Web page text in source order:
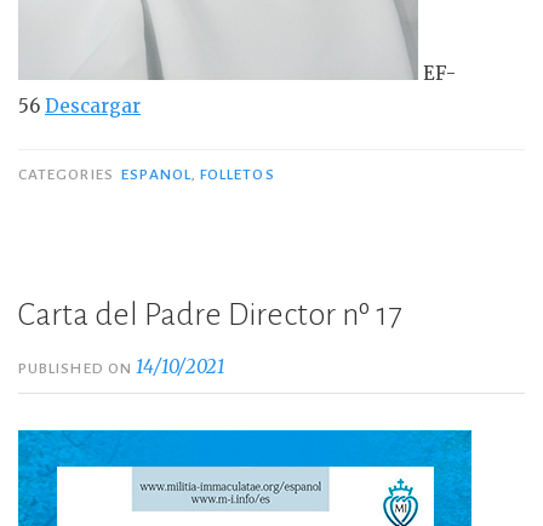
EF-
56 Descargar
CATEGORIES ESPANOL, FOLLETOS
Carta del Padre Director nº 17
PUBLISHED ON14/10/2021